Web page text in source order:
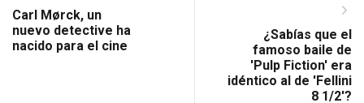
Carl Mørck, un
nuevo detective ha
nacido para el cine
¿Sabías que el
famoso baile de
'Pulp Fiction' era
idéntico al de 'Fellini
8 1/2'?